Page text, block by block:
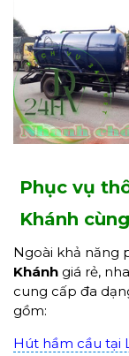
Phục vụ
Khánh
Ngoài khả năng
Khánh giá rẻ,
cung cấp đa
gồm:
Hút hầm cầu tại